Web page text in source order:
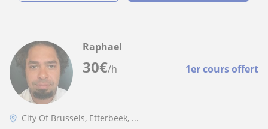
30€/h 1er cours offert
Raphael
City Of Brussels, Etterbeek, ...